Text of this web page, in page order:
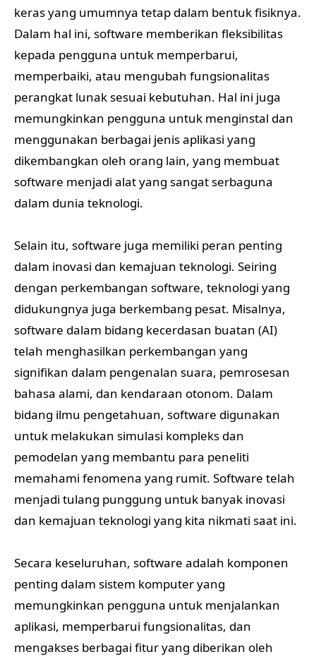
keras yang umumnya tetap dalam bentuk fisiknya.
Dalam hal ini, software memberikan fleksibilitas
kepada pengguna untuk memperbarui,
memperbaiki, atau mengubah fungsionalitas
perangkat lunak sesuai kebutuhan. Hal ini juga
memungkinkan pengguna untuk menginstal dan
menggunakan berbagai jenis aplikasi yang
dikembangkan oleh orang lain, yang membuat
software menjadi alat yang sangat serbaguna
dalam dunia teknologi.
Selain itu, software juga memiliki peran penting
dalam inovasi dan kemajuan teknologi. Seiring
dengan perkembangan software, teknologi yang
didukungnya juga berkembang pesat. Misalnya,
software dalam bidang kecerdasan buatan (AI)
telah menghasilkan perkembangan yang
signifikan dalam pengenalan suara, pemrosesan
bahasa alami, dan kendaraan otonom. Dalam
bidang ilmu pengetahuan, software digunakan
untuk melakukan simulasi kompleks dan
pemodelan yang membantu para peneliti
memahami fenomena yang rumit. Software telah
menjadi tulang punggung untuk banyak inovasi
dan kemajuan teknologi yang kita nikmati saat ini.
Secara keseluruhan, software adalah komponen
penting dalam sistem komputer yang
memungkinkan pengguna untuk menjalankan
aplikasi, memperbarui fungsionalitas, dan
mengakses berbagai fitur yang diberikan oleh